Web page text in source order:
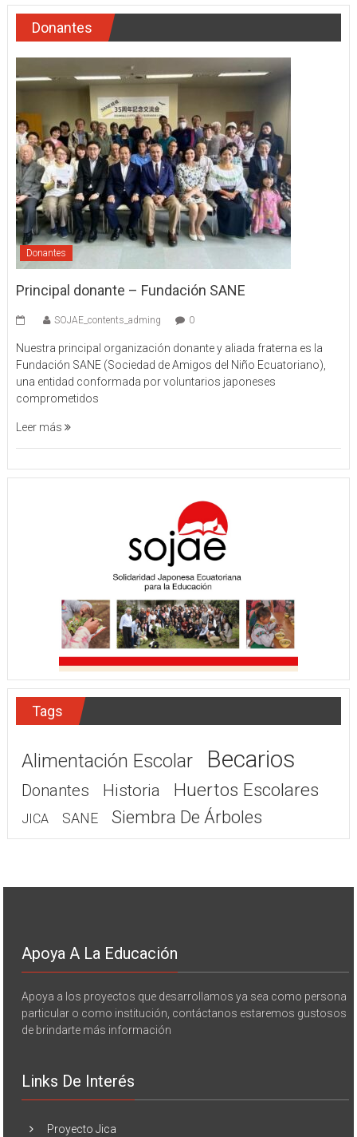
Donantes
Donantes
Principal donante – Fundación SANE
SOJAE_contents_adming 0
Nuestra principal organización donante y aliada fraterna es la
Fundación SANE (Sociedad de Amigos del Niño Ecuatoriano),
una entidad conformada por voluntarios japoneses
comprometidos
Leer más
Tags
Alimentación Escolar Becarios
Donantes Historia Huertos Escolares
JICA SANE Siembra De Árboles
Apoya A La Educación
Apoya a los proyectos que desarrollamos ya sea como persona
particular o como institución, contáctanos estaremos gustosos
de brindarte más información
Links De Interés
Proyecto Jica